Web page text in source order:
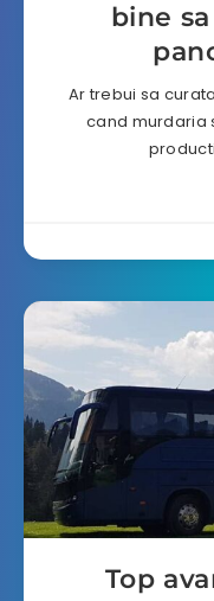
bine
Ar trebui sa
cand murdaria
Top